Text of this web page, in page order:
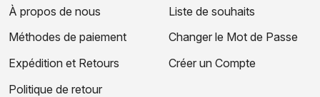
À propos de nous
Méthodes de paiement
Expédition et Retours
Politique de retour
Liste de souhaits
Changer le Mot de Passe
Créer un Compte